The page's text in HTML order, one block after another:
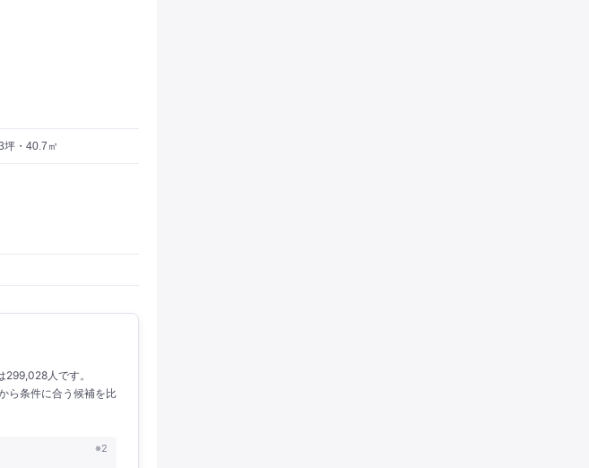
坪・40.7㎡
人です。
ら条件に合う候補を比
※2